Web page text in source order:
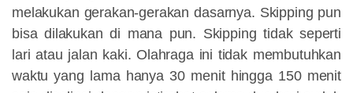
melakukan gerakan-gerakan dasarnya. Skipping pun
bisa dilakukan di mana pun. Skipping tidak seperti
lari atau jalan kaki. Olahraga ini tidak membutuhkan
waktu yang lama hanya 30 menit hingga 150 menit